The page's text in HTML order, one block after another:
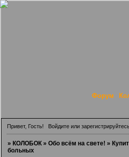
Форум
Привет, Гость! Войдитеили
»КОЛОБОК »Обо всём на свете! »
больных